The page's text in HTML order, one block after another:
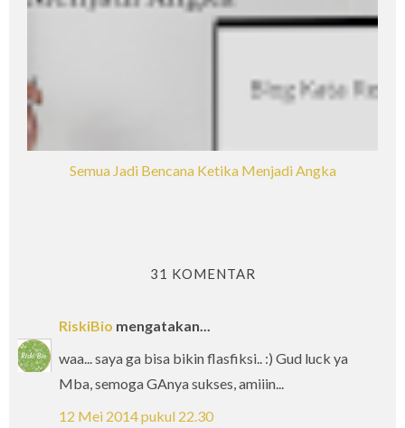
Semua Jadi Bencana Ketika Menjadi Angka
31 KOMENTAR
RiskiBio mengatakan...
waa... saya ga bisa bikin flasfiksi.. :) Gud luck ya
Mba, semoga GAnya sukses, amiiin...
12 Mei 2014 pukul 22.30